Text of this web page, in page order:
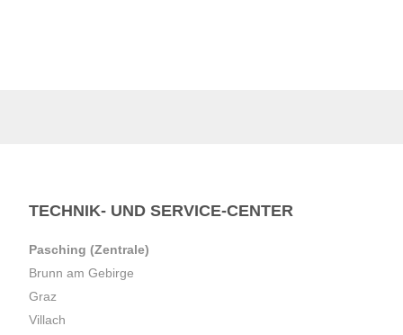
TECHNIK- UND SERVICE-CENTER
Pasching (Zentrale)
Brunn am Gebirge
Graz
Villach